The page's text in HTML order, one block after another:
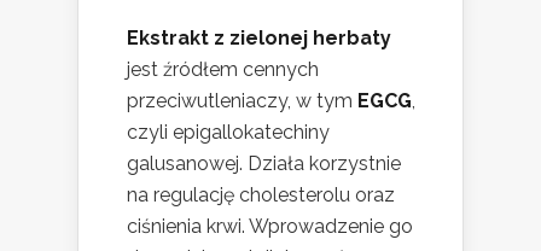
Ekstrakt z zielonej herbaty
jest źródłem cennych
przeciwutleniaczy, w tym EGCG,
czyli epigallokatechiny
galusanowej. Działa korzystnie
na regulację cholesterolu oraz
ciśnienia krwi. Wprowadzenie go